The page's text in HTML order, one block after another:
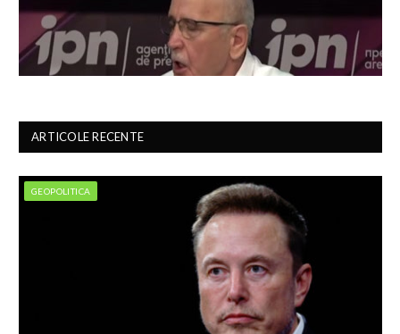
ARTICOLE RECENTE
GEOPOLITICA